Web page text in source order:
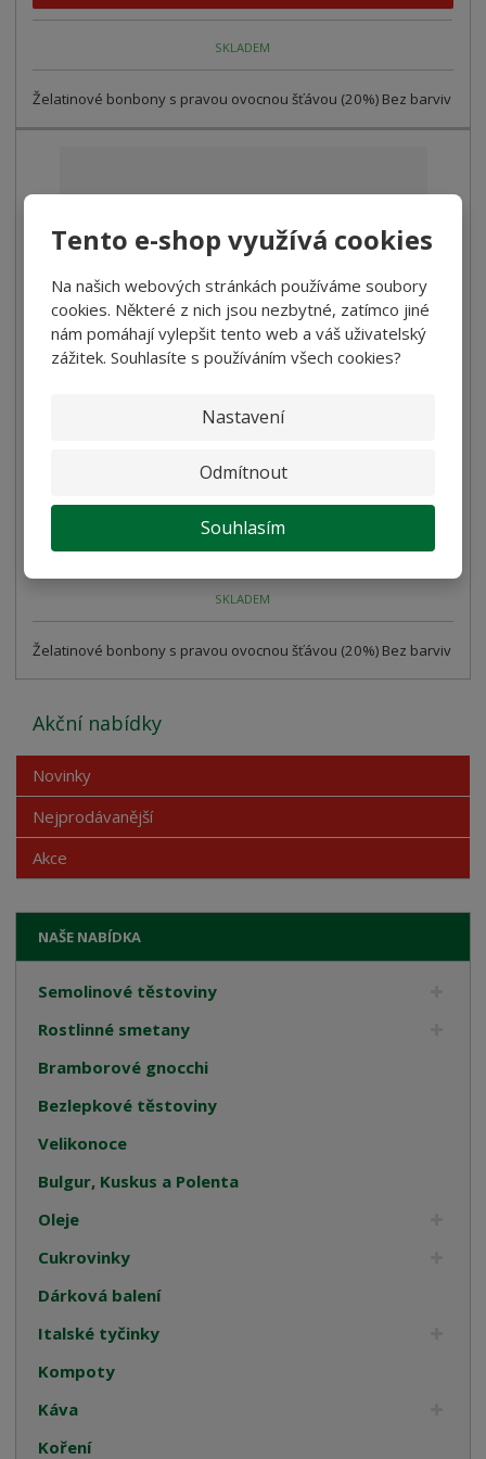
Tento e-shop využívá cookies
Na našich webových stránkách používáme soubory
cookies. Některé z nich jsou nezbytné, zatímco jiné
nám pomáhají vylepšit tento web a váš uživatelský
zážitek. Souhlasíte s používáním všech cookies?
Nastavení
Odmítnout
Souhlasím
SKLADEM
Želatinové bonbony s pravou ovocnou šťávou (20%) Bez barviv
Želatinové bonbóny citrusové plody z Cal...
55,00 Kč
Koupit
SKLADEM
Želatinové bonbony s pravou ovocnou šťávou (20%) Bez barviv
NAŠE NABÍDKA
Semolinové těstoviny
Rostlinné smetany
Bramborové gnocchi
Bezlepkové těstoviny
Velikonoce
Bulgur, Kuskus a Polenta
Oleje
Cukrovinky
Dárková balení
Italské tyčinky
Kompoty
Káva
Koření
Akční nabídky
Novinky
Nejprodávanější
Akce